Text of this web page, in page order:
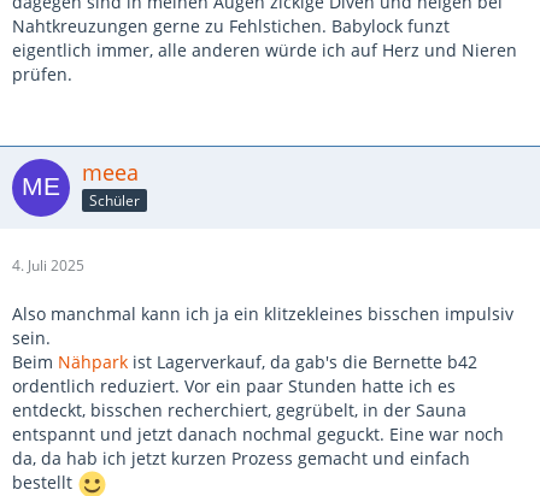
Nahtkreuzungen gerne zu Fehlstichen. Babylock funzt
eigentlich immer, alle anderen würde ich auf Herz und Nieren
prüfen.
meea
Schüler
4. Juli 2025
Also manchmal kann ich ja ein klitzekleines bisschen impulsiv
sein.
Beim Nähpark ist Lagerverkauf, da gab's die Bernette b42
ordentlich reduziert. Vor ein paar Stunden hatte ich es
entdeckt, bisschen recherchiert, gegrübelt, in der Sauna
entspannt und jetzt danach nochmal geguckt. Eine war noch
da, da hab ich jetzt kurzen Prozess gemacht und einfach
bestellt